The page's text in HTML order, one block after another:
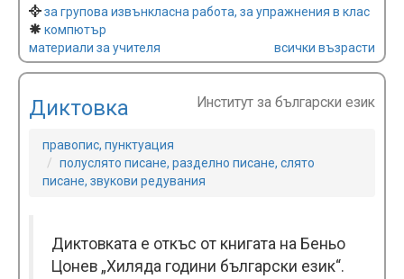
за групова извънкласна работа, за упражнения в клас
компютър
материали за учителя
всички възрасти
Диктовка Институт за български език
правопис, пунктуация
полуслято писане, разделно писане, слято
писане, звукови редувания
Диктовката е откъс от книгата на Беньо
Цонев „Хиляда години български език“.